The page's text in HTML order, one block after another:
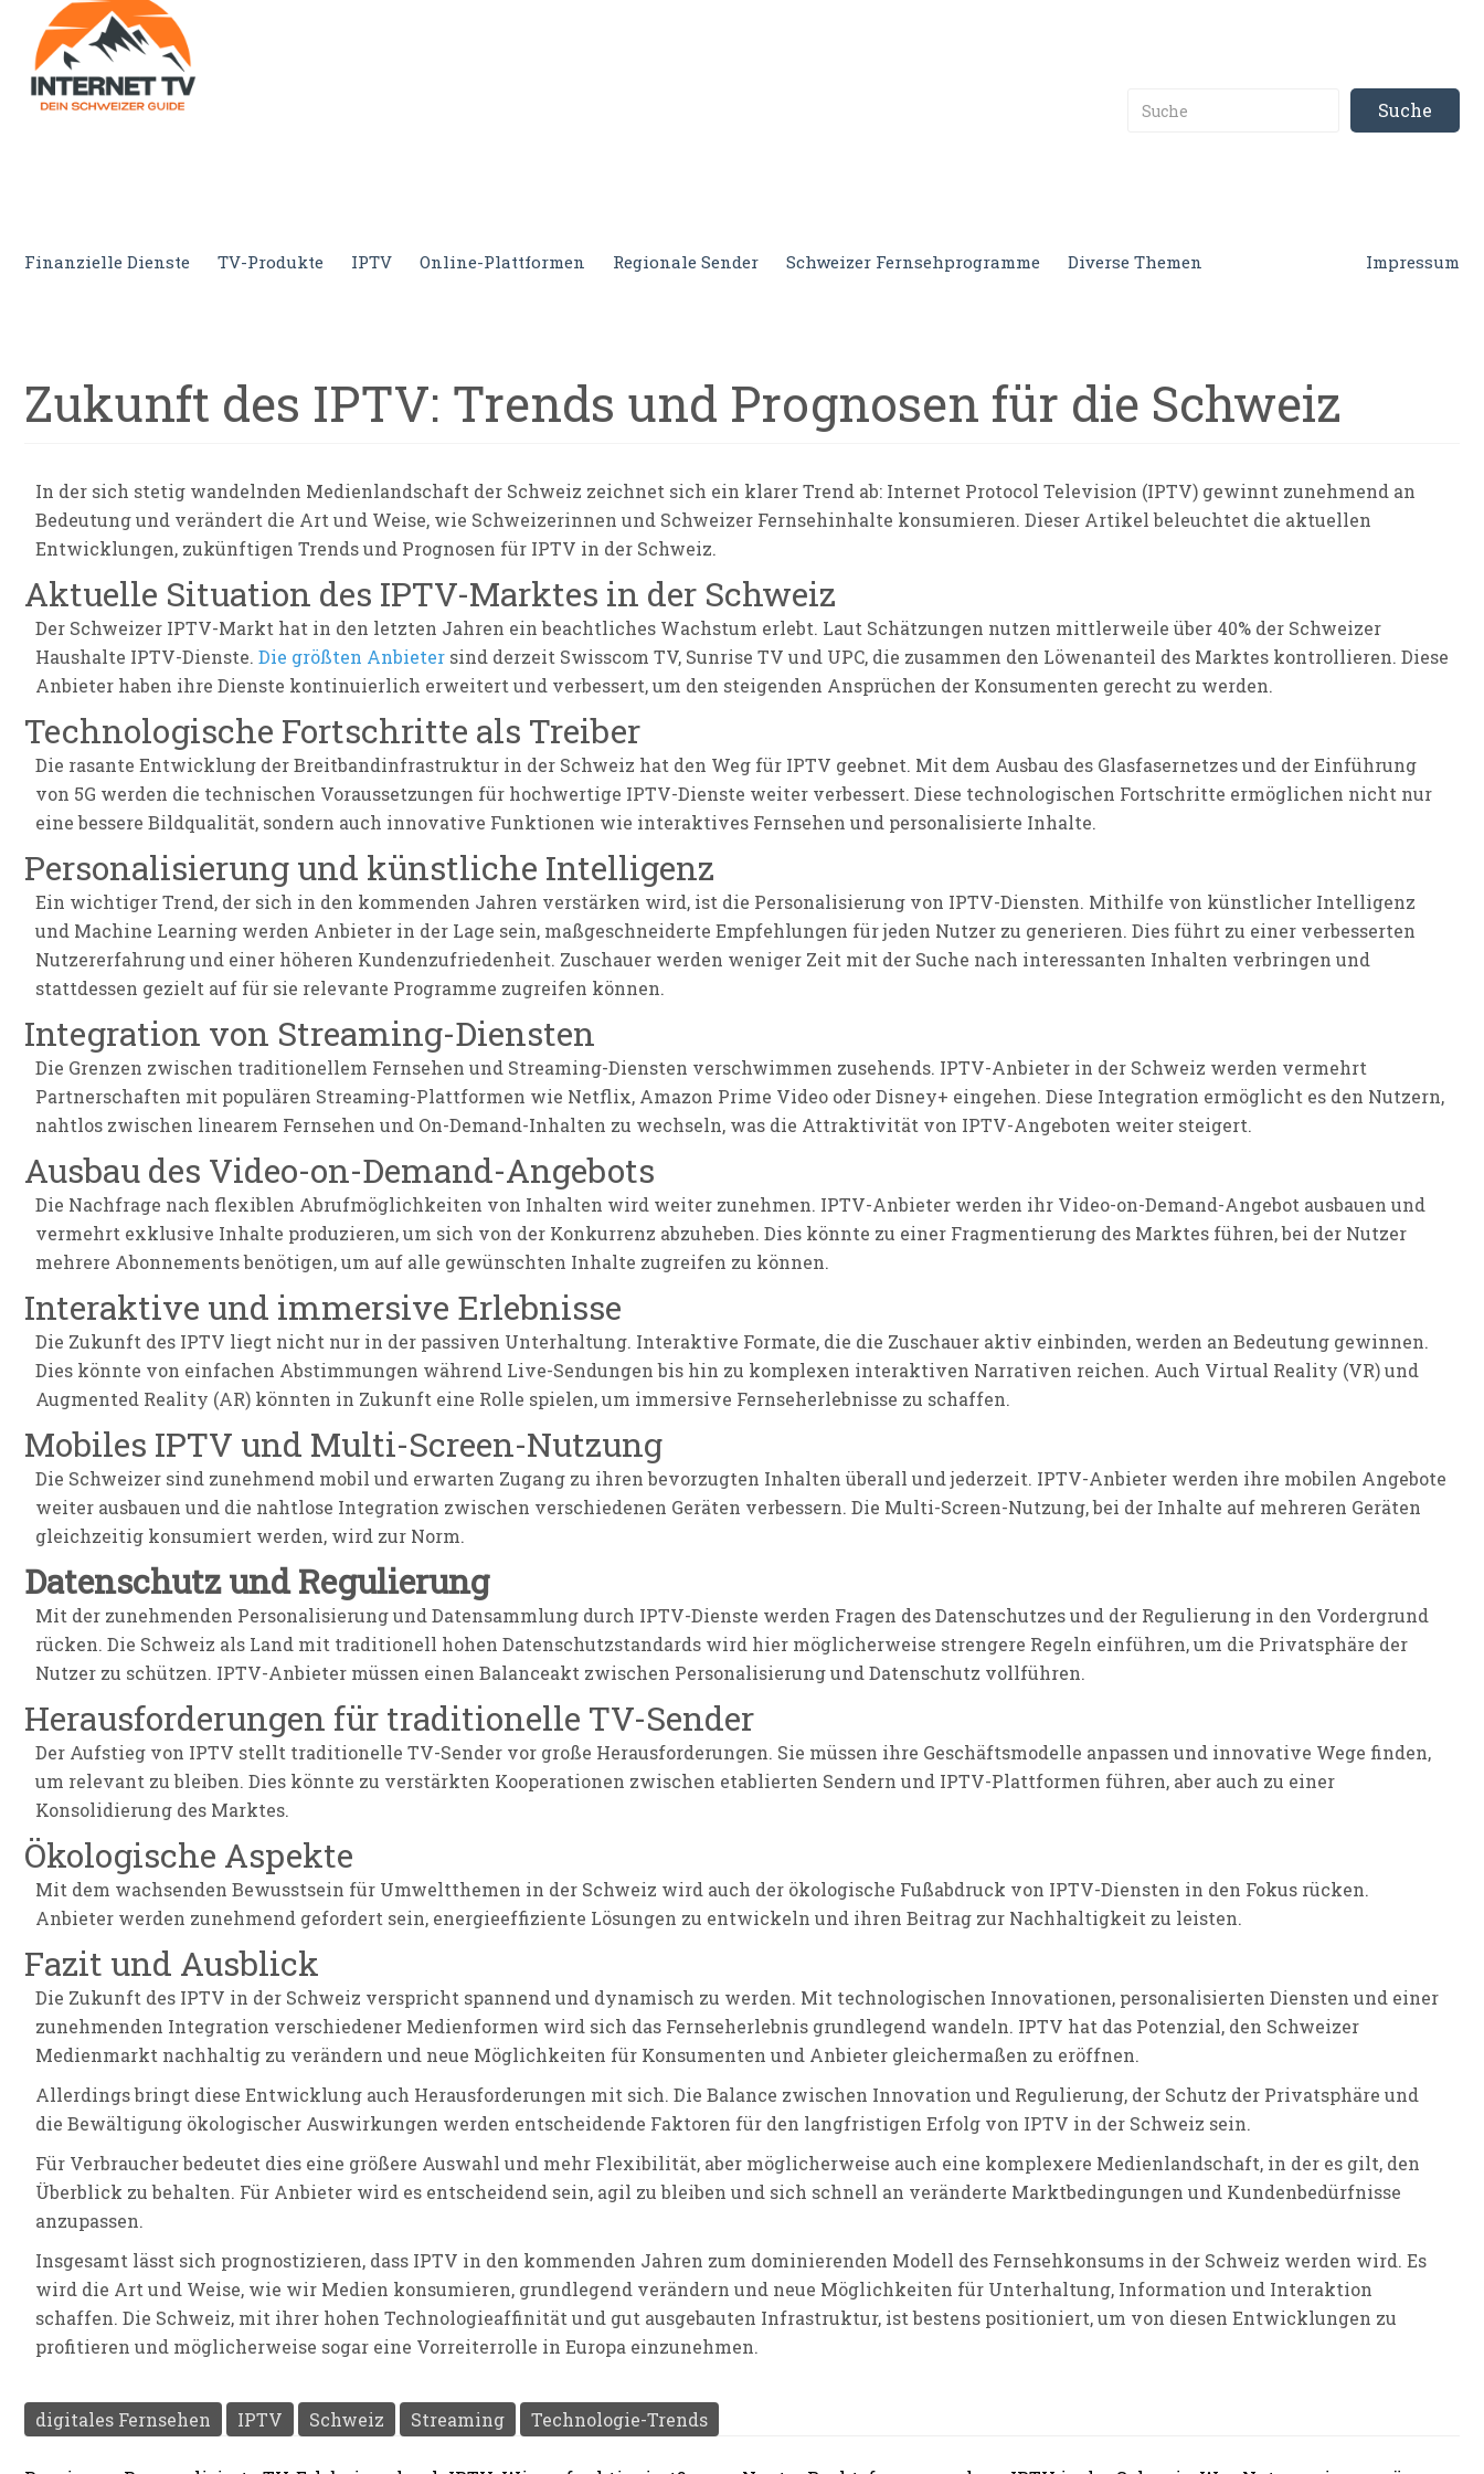
Finanzielle Dienste TV-Produkte IPTV Online-Plattformen Regionale Sender Schweizer Fernsehprogramme Diverse Themen Impressum
Zukunft des IPTV: Trends und Prognosen für die Schweiz
In der sich stetig wandelnden Medienlandschaft der Schweiz zeichnet sich ein klarer Trend ab: Internet Protocol Television (IPTV) gewinnt zunehmend an
Bedeutung und verändert die Art und Weise, wie Schweizerinnen und Schweizer Fernsehinhalte konsumieren. Dieser Artikel beleuchtet die aktuellen
Entwicklungen, zukünftigen Trends und Prognosen für IPTV in der Schweiz.
Aktuelle Situation des IPTV-Marktes in der Schweiz
Der Schweizer IPTV-Markt hat in den letzten Jahren ein beachtliches Wachstum erlebt. Laut Schätzungen nutzen mittlerweile über 40% der Schweizer
Haushalte IPTV-Dienste. Die größten Anbieter sind derzeit Swisscom TV, Sunrise TV und UPC, die zusammen den Löwenanteil des Marktes kontrollieren. Diese
Anbieter haben ihre Dienste kontinuierlich erweitert und verbessert, um den steigenden Ansprüchen der Konsumenten gerecht zu werden.
Technologische Fortschritte als Treiber
Die rasante Entwicklung der Breitbandinfrastruktur in der Schweiz hat den Weg für IPTV geebnet. Mit dem Ausbau des Glasfasernetzes und der Einführung
von 5G werden die technischen Voraussetzungen für hochwertige IPTV-Dienste weiter verbessert. Diese technologischen Fortschritte ermöglichen nicht nur
eine bessere Bildqualität, sondern auch innovative Funktionen wie interaktives Fernsehen und personalisierte Inhalte.
Personalisierung und künstliche Intelligenz
Ein wichtiger Trend, der sich in den kommenden Jahren verstärken wird, ist die Personalisierung von IPTV-Diensten. Mithilfe von künstlicher Intelligenz
und Machine Learning werden Anbieter in der Lage sein, maßgeschneiderte Empfehlungen für jeden Nutzer zu generieren. Dies führt zu einer verbesserten
Nutzererfahrung und einer höheren Kundenzufriedenheit. Zuschauer werden weniger Zeit mit der Suche nach interessanten Inhalten verbringen und
stattdessen gezielt auf für sie relevante Programme zugreifen können.
Integration von Streaming-Diensten
Die Grenzen zwischen traditionellem Fernsehen und Streaming-Diensten verschwimmen zusehends. IPTV-Anbieter in der Schweiz werden vermehrt
Partnerschaften mit populären Streaming-Plattformen wie Netflix, Amazon Prime Video oder Disney+ eingehen. Diese Integration ermöglicht es den Nutzern,
nahtlos zwischen linearem Fernsehen und On-Demand-Inhalten zu wechseln, was die Attraktivität von IPTV-Angeboten weiter steigert.
Ausbau des Video-on-Demand-Angebots
Die Nachfrage nach flexiblen Abrufmöglichkeiten von Inhalten wird weiter zunehmen. IPTV-Anbieter werden ihr Video-on-Demand-Angebot ausbauen und
vermehrt exklusive Inhalte produzieren, um sich von der Konkurrenz abzuheben. Dies könnte zu einer Fragmentierung des Marktes führen, bei der Nutzer
mehrere Abonnements benötigen, um auf alle gewünschten Inhalte zugreifen zu können.
Interaktive und immersive Erlebnisse
Die Zukunft des IPTV liegt nicht nur in der passiven Unterhaltung. Interaktive Formate, die die Zuschauer aktiv einbinden, werden an Bedeutung gewinnen.
Dies könnte von einfachen Abstimmungen während Live-Sendungen bis hin zu komplexen interaktiven Narrativen reichen. Auch Virtual Reality (VR) und
Augmented Reality (AR) könnten in Zukunft eine Rolle spielen, um immersive Fernseherlebnisse zu schaffen.
Mobiles IPTV und Multi-Screen-Nutzung
Die Schweizer sind zunehmend mobil und erwarten Zugang zu ihren bevorzugten Inhalten überall und jederzeit. IPTV-Anbieter werden ihre mobilen Angebote
weiter ausbauen und die nahtlose Integration zwischen verschiedenen Geräten verbessern. Die Multi-Screen-Nutzung, bei der Inhalte auf mehreren Geräten
gleichzeitig konsumiert werden, wird zur Norm.
Datenschutz und Regulierung
Mit der zunehmenden Personalisierung und Datensammlung durch IPTV-Dienste werden Fragen des Datenschutzes und der Regulierung in den Vordergrund
rücken. Die Schweiz als Land mit traditionell hohen Datenschutzstandards wird hier möglicherweise strengere Regeln einführen, um die Privatsphäre der
Nutzer zu schützen. IPTV-Anbieter müssen einen Balanceakt zwischen Personalisierung und Datenschutz vollführen.
Herausforderungen für traditionelle TV-Sender
Der Aufstieg von IPTV stellt traditionelle TV-Sender vor große Herausforderungen. Sie müssen ihre Geschäftsmodelle anpassen und innovative Wege finden,
um relevant zu bleiben. Dies könnte zu verstärkten Kooperationen zwischen etablierten Sendern und IPTV-Plattformen führen, aber auch zu einer
Konsolidierung des Marktes.
Ökologische Aspekte
Mit dem wachsenden Bewusstsein für Umweltthemen in der Schweiz wird auch der ökologische Fußabdruck von IPTV-Diensten in den Fokus rücken.
Anbieter werden zunehmend gefordert sein, energieeffiziente Lösungen zu entwickeln und ihren Beitrag zur Nachhaltigkeit zu leisten.
Fazit und Ausblick
Die Zukunft des IPTV in der Schweiz verspricht spannend und dynamisch zu werden. Mit technologischen Innovationen, personalisierten Diensten und einer
zunehmenden Integration verschiedener Medienformen wird sich das Fernseherlebnis grundlegend wandeln. IPTV hat das Potenzial, den Schweizer
Medienmarkt nachhaltig zu verändern und neue Möglichkeiten für Konsumenten und Anbieter gleichermaßen zu eröffnen.
Allerdings bringt diese Entwicklung auch Herausforderungen mit sich. Die Balance zwischen Innovation und Regulierung, der Schutz der Privatsphäre und
die Bewältigung ökologischer Auswirkungen werden entscheidende Faktoren für den langfristigen Erfolg von IPTV in der Schweiz sein.
Für Verbraucher bedeutet dies eine größere Auswahl und mehr Flexibilität, aber möglicherweise auch eine komplexere Medienlandschaft, in der es gilt, den
Überblick zu behalten. Für Anbieter wird es entscheidend sein, agil zu bleiben und sich schnell an veränderte Marktbedingungen und Kundenbedürfnisse
anzupassen.
Insgesamt lässt sich prognostizieren, dass IPTV in den kommenden Jahren zum dominierenden Modell des Fernsehkonsums in der Schweiz werden wird. Es
wird die Art und Weise, wie wir Medien konsumieren, grundlegend verändern und neue Möglichkeiten für Unterhaltung, Information und Interaktion
schaffen. Die Schweiz, mit ihrer hohen Technologieaffinität und gut ausgebauten Infrastruktur, ist bestens positioniert, um von diesen Entwicklungen zu
profitieren und möglicherweise sogar eine Vorreiterrolle in Europa einzunehmen.
digitales Fernsehen IPTV Schweiz Streaming Technologie-Trends